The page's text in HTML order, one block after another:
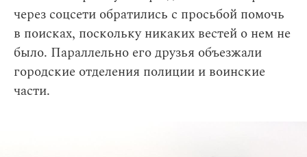
через соцсети обратились с просьбой помочь
в поисках, поскольку никаких вестей о нем не
было. Параллельно его друзья объезжали
городские отделения полиции и воинские
части.